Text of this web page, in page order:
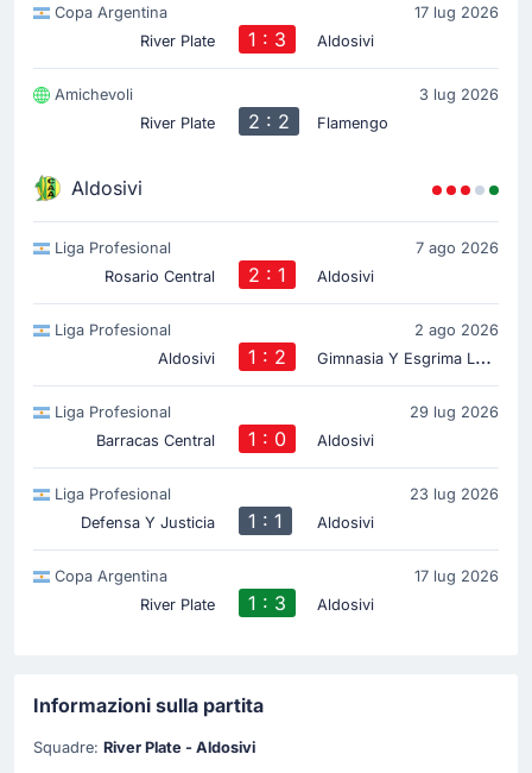
Copa Argentina
17 lug 2026
River Plate
1 : 3 Aldosivi
Amichevoli
3 lug 2026
River Plate
2 : 2 Flamengo
Aldosivi
Liga Profesional
7 ago 2026
Rosario Central
2 : 1 Aldosivi
Liga Profesional
2 ago 2026
Aldosivi
1 : 2 G
imnasia Y Esgrima La Plata
Liga Profesional
29 lug 2026
Barracas Central
1 : 0 Aldosivi
Liga Profesional
23 lug 2026
Defensa Y Justicia
1 : 1 Aldosivi
Copa Argentina
17 lug 2026
River Plate
1 : 3 Aldosivi
Informazioni sulla partita
Squadre: River Plate - Aldosivi